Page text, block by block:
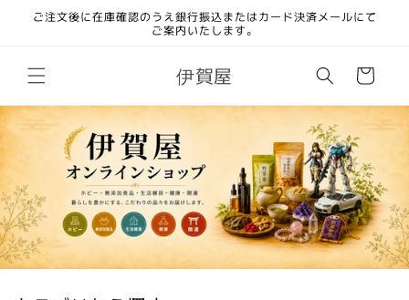
ンツに
ご注文後に在庫確認のうえ銀行振込またはカード決済メールにて
ご案内いたします。
伊賀屋
ー